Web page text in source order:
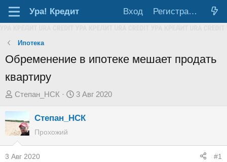
Ура! Кредит Вход Регистрация
Ипотека
Обременение в ипотеке мешает продать
квартиру
А
т
о
р
т
Степан_НСК
Д
т
3 Авг 2020
Степан_НСК
Прохожий
3 Авг 2020 #1